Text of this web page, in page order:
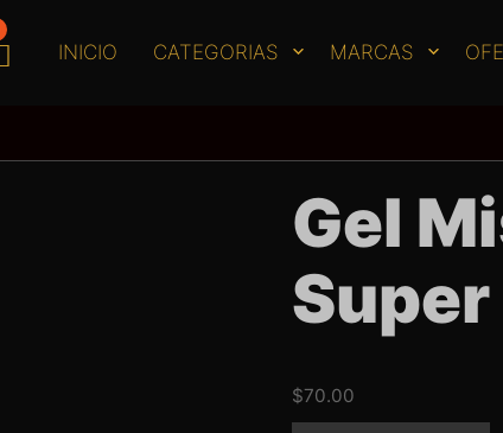
INICIO CATEGORIAS MARCAS
Gel
$70.00